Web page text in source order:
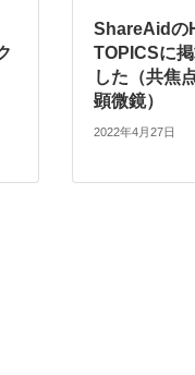
ShareAidの
TOPICSに
した（共焦
顕微鏡）
2022年4月27日